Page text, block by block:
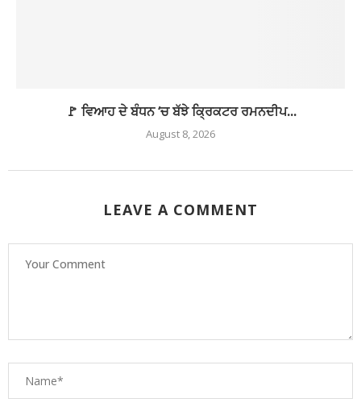
🚩 ਵਿਆਹ ਦੇ ਬੰਧਨ ‘ਚ ਬੱਝੇ ਕ੍ਰਿਕਟਰ ਰਮਨਦੀਪ...
August 8, 2026
LEAVE A COMMENT